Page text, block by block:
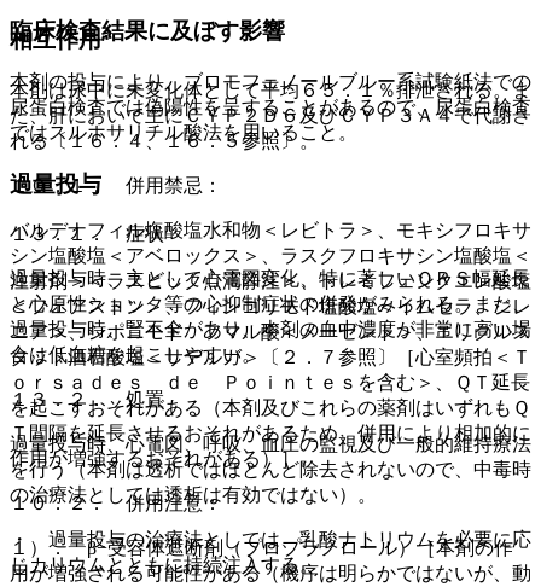
臨床検査結果に及ぼす影響
本剤の投与により、ブロモフェノールブルー系試験紙法での
尿蛋白検査では偽陽性を呈することがあるので、尿蛋白検査
ではスルホサリチル酸法を用いること。
過量投与
１３．１． 症状
過量投与時、主として心電図変化、特に著しいＱＲＳ幅延長
と心原性ショック等の心抑制症状の併発がみられる。また、
過量投与時、腎不全があり、本剤の血中濃度が非常に高い場
合は低血糖を起こしやすい。
１３．２． 処置
過量投与時、心電図、呼吸、血圧の監視及び一般的維持療法
を行う（本剤は透析ではほとんど除去されないので、中毒時
の治療法としては透析は有効ではない）。
・ 過量投与の治療法としては、乳酸ナトリウムを必要に応
じカリウムとともに持続注入する。
相互作用
本剤は尿中に未変化体として平均６５．１％排泄される。ま
た、肝において主にＣＹＰ２Ｄ６及びＣＹＰ３Ａ４で代謝さ
れる〔１６．４、１６．５参照〕。
１０．１． 併用禁忌：
バルデナフィル塩酸塩水和物＜レビトラ＞、モキシフロキサ
シン塩酸塩＜アベロックス＞、ラスクフロキサシン塩酸塩＜
注射剤＞＜ラスビック点滴静注＞、トレミフェンクエン酸塩
＜フェアストン＞、フィンゴリモド塩酸塩＜イムセラ、ジレ
ニア＞、シポニモド フマル酸＜メーゼント＞、エリグルス
タット酒石酸塩＜サデルガ＞〔２．７参照〕［心室頻拍＜Ｔ
ｏｒｓａｄｅｓ ｄｅ Ｐｏｉｎｔｅｓを含む＞、ＱＴ延長
を起こすおそれがある（本剤及びこれらの薬剤はいずれもＱ
Ｔ間隔を延長させるおそれがあるため、併用により相加的に
作用が増強するおそれがある）］。
１０．２． 併用注意：
１）． β−受容体遮断剤（プロプラノロール）［本剤の作
用が増強される可能性がある（機序は明らかではないが、動